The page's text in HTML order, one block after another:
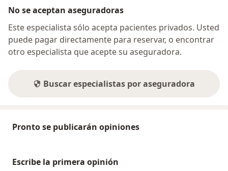
No se aceptan aseguradoras
Este especialista sólo acepta pacientes privados. Usted
puede pagar directamente para reservar, o encontrar
otro especialista que acepte su aseguradora.
Buscar especialistas por aseguradora
Pronto se publicarán opiniones
Escribe la primera opinión